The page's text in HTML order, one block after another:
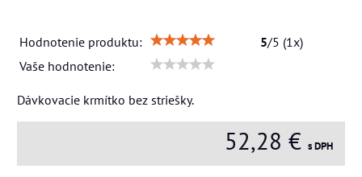
Hodnotenie produktu: 5/5 (1x)
Vaše hodnotenie:
Dávkovacie krmítko bez striešky.
52,28 € s DPH